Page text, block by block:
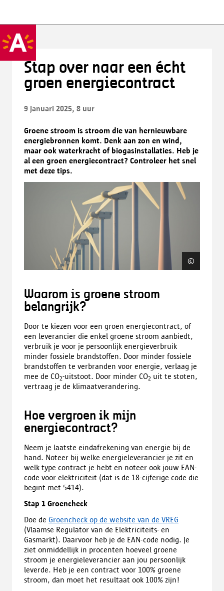
Stap over naar een écht
groen energiecontract
9 januari 2025, 8 uur
Groene stroom is stroom die van hernieuwbare
energiebronnen komt. Denk aan zon en wind,
maar ook waterkracht of biogasinstallaties. Heb je
al een groen energiecontract? Controleer het snel
met deze tips.
©
Waarom is groene stroom
belangrijk?
Door te kiezen voor een groen energiecontract, of
een leverancier die enkel groene stroom aanbiedt,
verbruik je voor je persoonlijk energieverbruik
minder fossiele brandstoffen. Door minder fossiele
brandstoffen te verbranden voor energie, verlaag je
mee de CO2-uitstoot. Door minder CO2 uit te stoten,
vertraag je de klimaatverandering.
Hoe vergroen ik mijn
energiecontract?
Neem je laatste eindafrekening van energie bij de
hand. Noteer bij welke energieleverancier je zit en
welk type contract je hebt en noteer ook jouw EAN-
code voor elektriciteit (dat is de 18-cijferige code die
begint met 5414).
Stap 1 Groencheck
Doe de Groencheck op de website van de VREG
(Vlaamse Regulator van de Elektriciteits- en
Gasmarkt). Daarvoor heb je de EAN-code nodig. Je
ziet onmiddellijk in procenten hoeveel groene
stroom je energieleverancier aan jou persoonlijk
leverde. Heb je een contract voor 100% groene
stroom, dan moet het resultaat ook 100% zijn!